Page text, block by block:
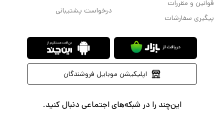
قوانین و مقررات
پیگیری سفارشات
درخواست پشتیبانی
اپلیکیشن موبایل فروشندگان
این‌چند را در شبکه‌های اجتماعی دنبال کنید.